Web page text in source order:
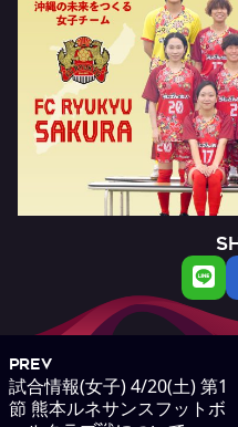
PREV
試合情報(女子) 4/20(土) 第1
節 熊本ルネサンスフットボ